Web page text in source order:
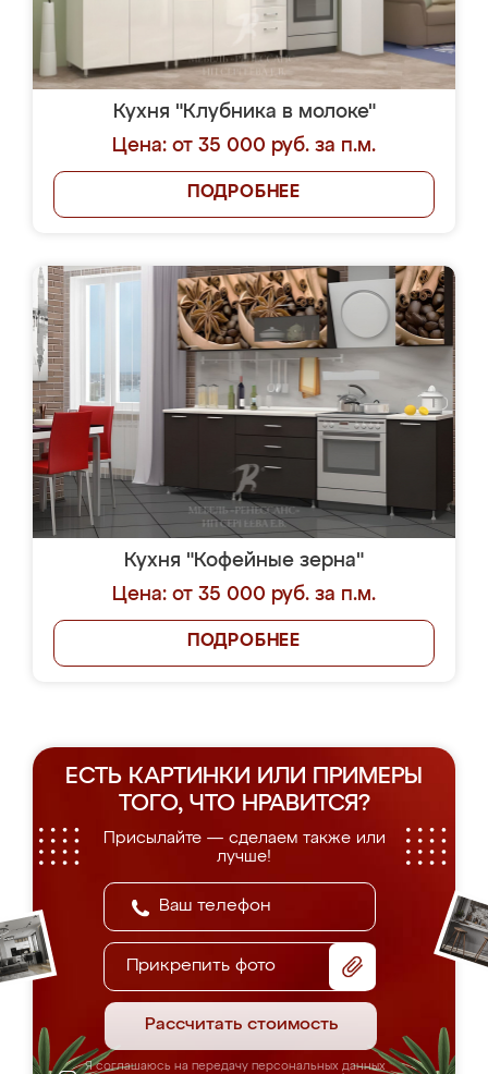
Кухня "Клубника в молоке"
Цена: от 35 000 руб. за п.м.
ПОДРОБНЕЕ
Кухня "Кофейные зерна"
Цена: от 35 000 руб. за п.м.
ПОДРОБНЕЕ
ЕСТЬ КАРТИНКИ ИЛИ ПРИМЕРЫ
ТОГО, ЧТО НРАВИТСЯ?
Присылайте — сделаем также или
лучше!
Прикрепить фото
Рассчитать стоимость
Я соглашаюсь на передачу персональных данных